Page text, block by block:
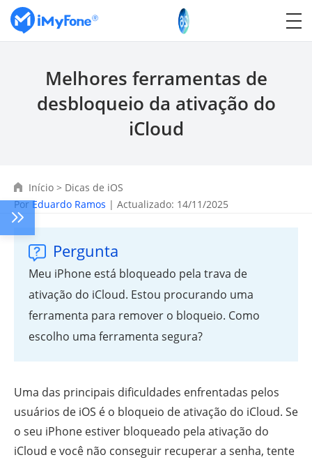
Melhores ferramentas de
desbloqueio da ativação do
iCloud
Início > Dicas de iOS
PorEduardo Ramos | Actualizado: 14/11/2025
Pergunta
Meu iPhone está bloqueado pela trava de
ativação do iCloud. Estou procurando uma
ferramenta para remover o bloqueio. Como
escolho uma ferramenta segura?
Uma das principais dificuldades enfrentadas pelos
usuários de iOS é o bloqueio de ativação do iCloud. Se
o seu iPhone estiver bloqueado pela ativação do
iCloud e você não conseguir recuperar a senha, tente